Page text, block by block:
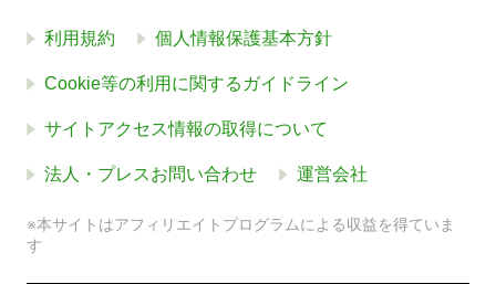
利用規約 個人情報保護基本方針
Cookie等の利用に関するガイドライン
サイトアクセス情報の取得について
法人・プレスお問い合わせ 運営会社
※本サイトはアフィリエイトプログラムによる収益を得ていま
す